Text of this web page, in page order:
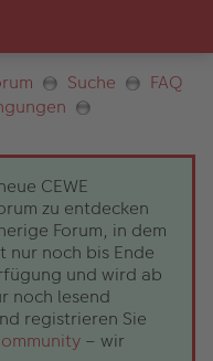
Suche
FAQ
CEWE
zu entdecken
Forum, in dem
nur noch bis Ende
und wird ab
noch lesend
registrieren Sie
– wir